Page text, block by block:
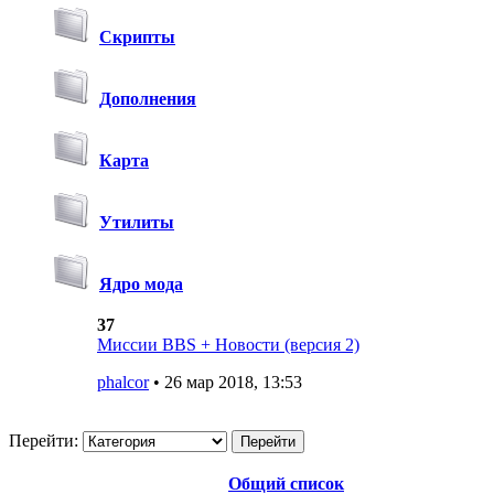
Скрипты
Дополнения
Карта
Утилиты
Ядро мода
37
Миссии BBS + Новости (версия 2)
phalcor• 26 мар 2018, 13:53
Перейти:
Общий список